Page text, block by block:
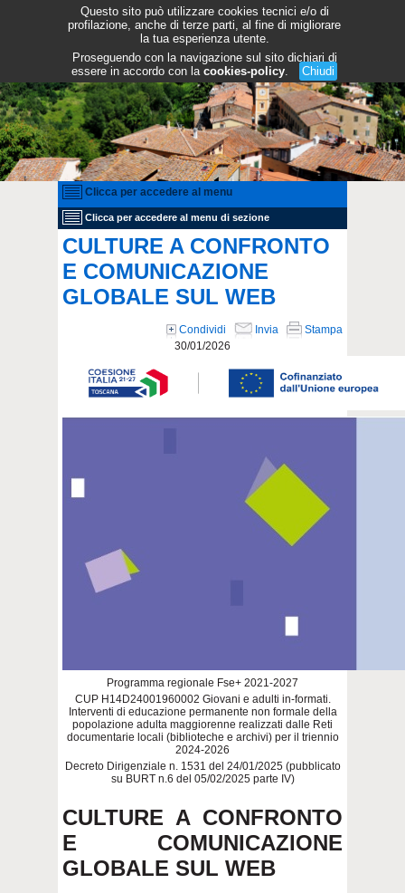
Questo sito può utilizzare cookies tecnici e/o di
profilazione, anche di terze parti, al fine di migliorare
la tua esperienza utente.
Proseguendo con la navigazione sul sito dichiari di
essere in accordo con la cookies-policy. Chiudi
Clicca per accedere al menu
Clicca per accedere al menu di sezione
CULTURE A CONFRONTO
E COMUNICAZIONE
GLOBALE SUL WEB
Condividi Invia
Stampa
30/01/2026
Programma regionale Fse+ 2021-2027
CUP H14D24001960002 Giovani e adulti in-formati.
Interventi di educazione permanente non formale della
popolazione adulta maggiorenne realizzati dalle Reti
documentarie locali (biblioteche e archivi) per il triennio
2024-2026
Decreto Dirigenziale n. 1531 del 24/01/2025 (pubblicato
su BURT n.6 del 05/02/2025 parte IV)
CULTURE A CONFRONTO
E COMUNICAZIONE
GLOBALE SUL WEB